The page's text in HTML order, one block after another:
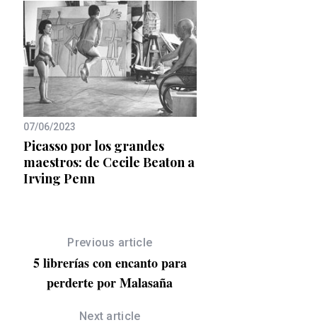
07/06/2023
Picasso por los grandes
maestros: de Cecile Beaton a
Irving Penn
Previous article
5 librerías con encanto para
perderte por Malasaña
Next article